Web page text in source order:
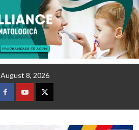
August 8, 2026
FacebookYoutubeTwitter